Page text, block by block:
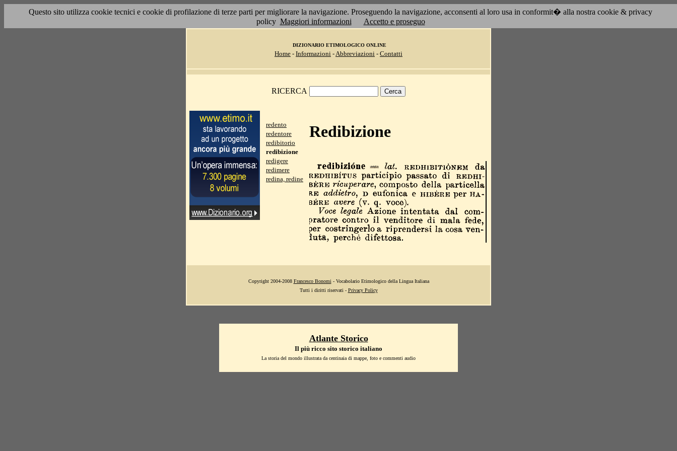
Questo sito utilizza cookie tecnici e cookie di profilazione di terze parti per migliorare la navigazione. Proseguendo la navigazione, acconsenti al loro usa in conformit� alla nostra cookie & privacy
policy Maggiori informazioni Accetto e proseguo
DIZIONARIO ETIMOLOGICO ONLINE
Home - Informazioni -Abbreviazioni - Contatti
RICERCA
redento
redentore
redibitorio
redibizione
redigere
redimere
redina, redine
Redibizione
Copyright 2004-2008 Francesco Bonomi - Vocabolario Etimologico della Lingua Italiana
Tutti i diritti riservati - Privacy Policy
Atlante Storico
Il più ricco sito storico italiano
La storia del mondo illustrata da centinaia di mappe, foto e commenti audio